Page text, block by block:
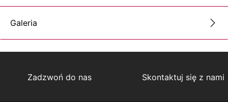
Galeria
Zadzwoń do nas Skontaktuj się z nami